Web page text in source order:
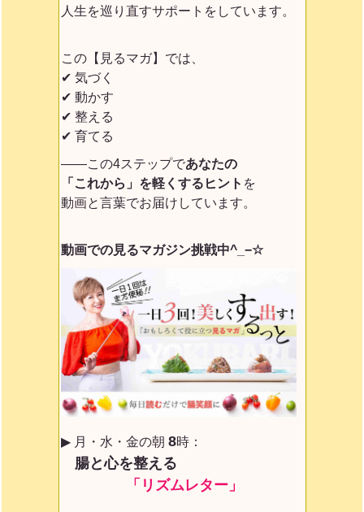
人生を巡り直すサポートをしています。
この【見るマガ】では、
✔ 気づく
✔ 動かす
✔ 整える
✔ 育てる
——この4ステップであなたの
「これから」を軽くするヒント を
動画と言葉でお届けしています。
動画での見るマガジン挑戦中^_−☆
▶ 月・水・金の朝 8時：
腸と心を整える
「リズムレター」